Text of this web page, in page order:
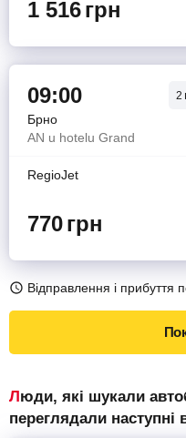
1 516грн
09:00 2
Брно
AN u hotelu Grand
RegioJet
770грн
Відправлення і прибуття
Люди, які шукали автобуси Брно – Прага, також
переглядали наступні